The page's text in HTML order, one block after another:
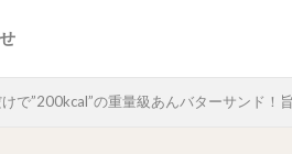
けで”200kcal”の重量級あんバターサンド